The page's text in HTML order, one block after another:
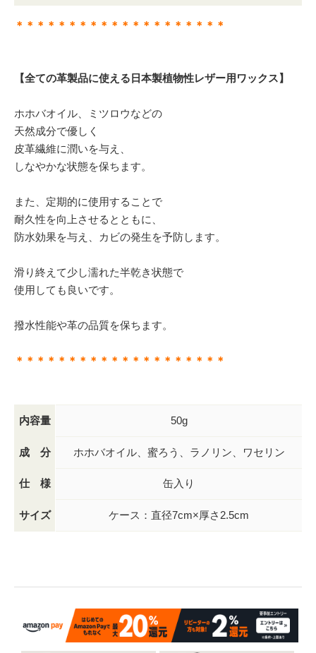
＊＊＊＊＊＊＊＊＊＊＊＊＊＊＊＊＊＊＊＊
【全ての革製品に使える日本製植物性レザー用ワックス】
ホホバオイル、ミツロウなどの
天然成分で優しく
皮革繊維に潤いを与え、
しなやかな状態を保ちます。
また、定期的に使用することで
耐久性を向上させるとともに、
防水効果を与え、カビの発生を予防します。
滑り終えて少し濡れた半乾き状態で
使用しても良いです。
撥水性能や革の品質を保ちます。
＊＊＊＊＊＊＊＊＊＊＊＊＊＊＊＊＊＊＊＊
内容量 50g
成 分 ホホバオイル、蜜ろう、ラノリン、ワセリン
仕 様 缶入り
サイズ ケース：直径7cm×厚さ2.5cm